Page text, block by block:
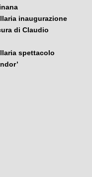
inaugurazione
di Claudio
spettacolo